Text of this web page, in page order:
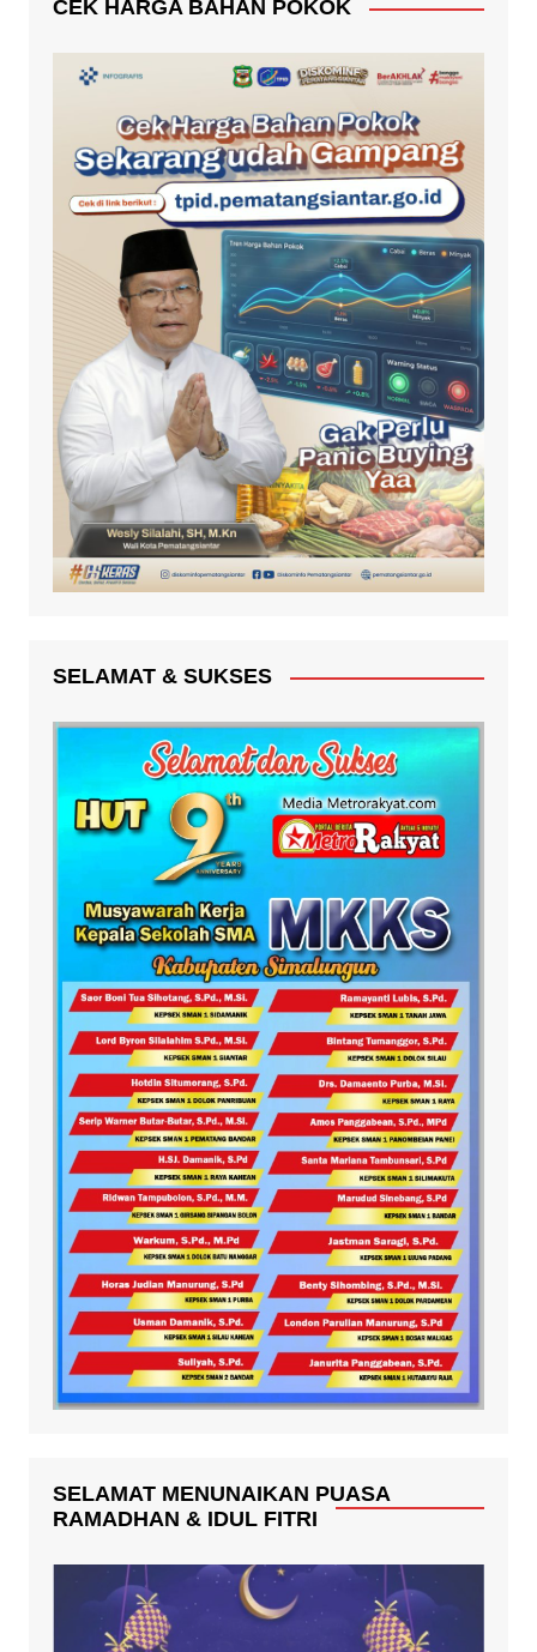
CEK HARGA BAHAN POKOK
SELAMAT & SUKSES
SELAMAT MENUNAIKAN PUASA
RAMADHAN & IDUL FITRI